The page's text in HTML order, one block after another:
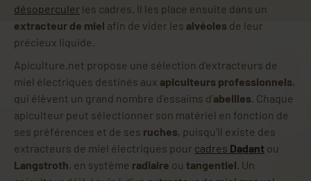
désoperculer les cadres. Il les place ensuite dans un
extracteur de miel afin de vider les alvéoles de leur
précieux liquide.
Apiculture.net propose une sélection d’extracteurs de
miel électriques destinés aux apiculteurs professionnels,
qui élèvent un grand nombre d’essaims d’abeilles. Chaque
apiculteur peut sélectionner son matériel en fonction de
ses préférences et de ses ruches, puisqu’il existe des
extracteurs de miel électriques pour cadres Dadant ou
Langstroth, en système radiaire ou tangentiel. Un